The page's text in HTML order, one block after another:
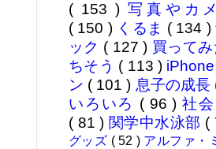
( 153 ) 写真やカ
( 150 ) くるま ( 134 )
ック ( 127 ) 買ってみ
ちそう ( 113 ) iPhone
ン ( 101 ) 息子の成長
いろいろ ( 96 )社会
( 81 ) 関学中水泳部 (
グッズ ( 52 ) アルファ・